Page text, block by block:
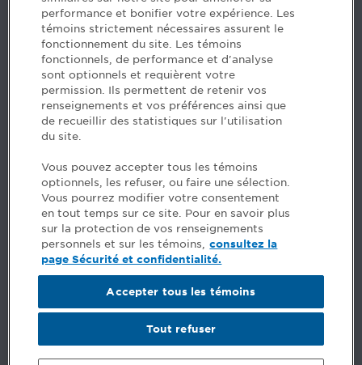
H3B 2G2
www.cpaquebec.ca
Questions? Ask our team >
Want to make the Order a part of your career? See
our job offers >
Facebook - Devenir CPA
Instagram
LinkedIn - CPA
LinkedIn - 20 minutes CPA
LinkedIn - Emploi CPA
TikTok
Comments
General terms and conditions
performance et bonifier votre expérience. Les
témoins strictement nécessaires assurent le
fonctionnement du site. Les témoins
fonctionnels, de performance et d'analyse
sont optionnels et requièrent votre
permission. Ils permettent de retenir vos
renseignements et vos préférences ainsi que
de recueillir des statistiques sur l'utilisation
du site.
Vous pouvez accepter tous les témoins
optionnels, les refuser, ou faire une sélection.
Vous pourrez modifier votre consentement
en tout temps sur ce site. Pour en savoir plus
sur la protection de vos renseignements
personnels et sur les témoins, consultez la
page Sécurité et confidentialité.
Tout refuser
Accepter tous les témoins